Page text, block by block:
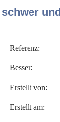
Forum
Blog
schwer
Referenz:
Besser:
Erstellt von:
Erstellt am: